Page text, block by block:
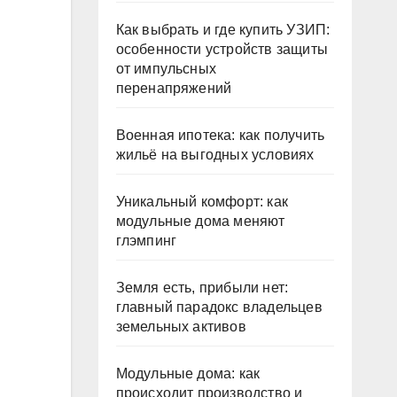
Как выбрать и где купить УЗИП:
особенности устройств защиты
от импульсных
перенапряжений
Военная ипотека: как получить
жильё на выгодных условиях
Уникальный комфорт: как
модульные дома меняют
глэмпинг
Земля есть, прибыли нет:
главный парадокс владельцев
земельных активов
Модульные дома: как
происходит производство и